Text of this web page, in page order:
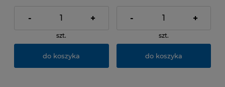
- +
szt.
do koszyka
- +
szt.
do koszyka